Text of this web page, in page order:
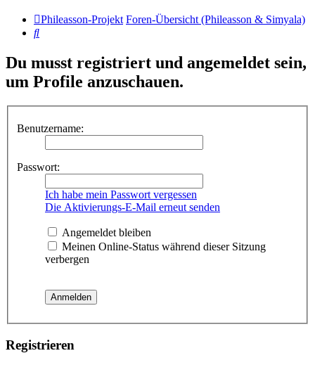
Phileasson-Projekt Foren-Übersicht (Phileasson & Simyala)
Suche
Du musst registriert und angemeldet sein,
um Profile anzuschauen.
Benutzername:
Passwort:
Ich habe mein Passwort vergessen
Die Aktivierungs-E-Mail erneut senden
Angemeldet bleiben
Meinen Online-Status während dieser Sitzung
verbergen
Registrieren